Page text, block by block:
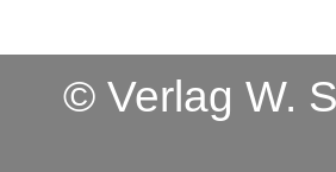
© Verlag W.